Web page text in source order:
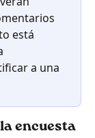
está
a una
encuesta